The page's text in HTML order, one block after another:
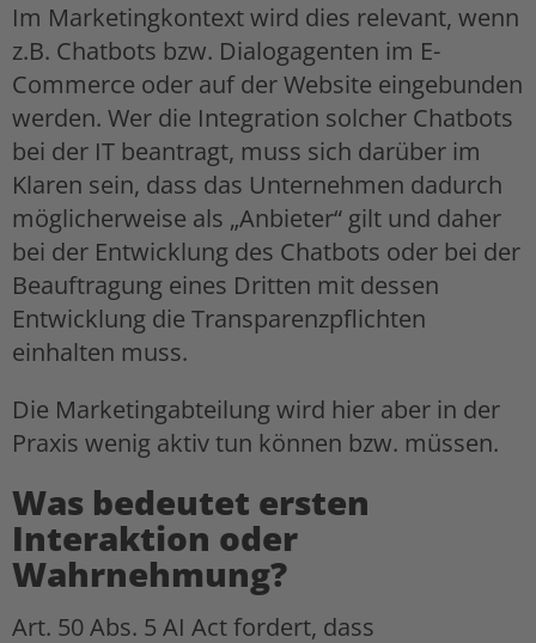
Im Marketingkontext wird dies relevant, wenn
z.B. Chatbots bzw. Dialogagenten im E-
Commerce oder auf der Website eingebunden
werden. Wer die Integration solcher Chatbots
bei der IT beantragt, muss sich darüber im
Klaren sein, dass das Unternehmen dadurch
möglicherweise als „Anbieter“ gilt und daher
bei der Entwicklung des Chatbots oder bei der
Beauftragung eines Dritten mit dessen
Entwicklung die Transparenzpflichten
einhalten muss.
Die Marketingabteilung wird hier aber in der
Praxis wenig aktiv tun können bzw. müssen.
Was bedeutet ersten
Interaktion oder
Wahrnehmung?
Art. 50 Abs. 5 AI Act fordert, dass